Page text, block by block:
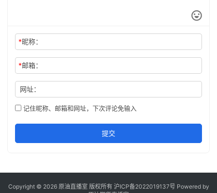
*昵称：
*邮箱：
网址：
记住昵称、邮箱和网址，下次评论免输入
提交
Copyright © 2026 原油直播室 版权所有 沪ICP备2022019137号 Powered by